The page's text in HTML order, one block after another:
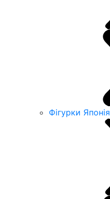
Фігурки Японія